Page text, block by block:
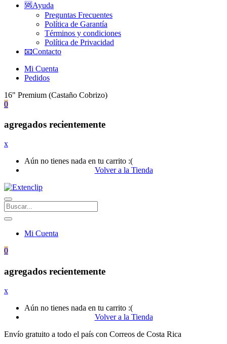
🆘Ayuda
Preguntas Frecuentes
Política de Garantía
Términos y condiciones
Política de Privacidad
📧Contacto
Mi Cuenta
Pedidos
16" Premium (Castaño Cobrizo)
0
agregados recientemente
x
Aún no tienes nada en tu carrito :(
Volver a la Tienda
Mi Cuenta
0
agregados recientemente
x
Aún no tienes nada en tu carrito :(
Volver a la Tienda
Envío gratuito a todo el país con Correos de Costa Rica